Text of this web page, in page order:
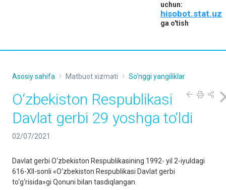
uchun:
hisobot.stat.uz
ga o'tish
Asosiy sahifa Matbuot xizmati So'nggi yangiliklar
O‘zbekiston Respublikasi
Davlat gerbi 29 yoshga to‘ldi
02/07/2021
Davlat gerbi O‘zbekiston Respublikasining 1992- yil 2-iyuldagi
616-XII-sonli «O‘zbekiston Respublikasi Davlat gerbi
to‘g‘risida»gi Qonuni bilan tasdiqlangan.